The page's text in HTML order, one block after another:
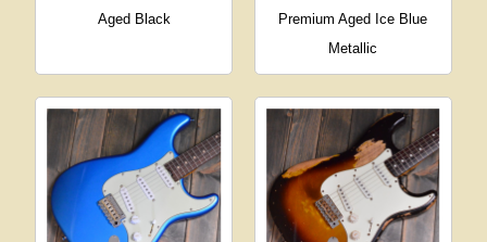
Aged Black
Premium Aged Ice Blue
Metallic